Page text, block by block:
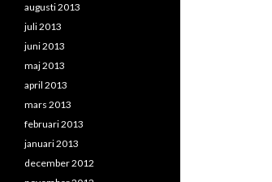
augusti 2013
juli 2013
juni 2013
maj 2013
april 2013
mars 2013
februari 2013
januari 2013
december 2012